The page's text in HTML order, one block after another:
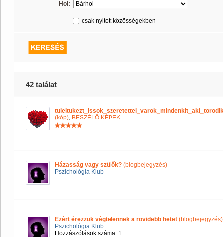
Hol:
csak nyitott közösségekben
42 találat
(kép), BESZÉLŐ KÉPEK
Házasság vagy szülők? (blogbejegyzés)
Pszichológia Klub
Ezért érezzük végtelennek a rövidebb hetet (blogbejegyzés)
Pszichológia Klub
Hozzászólások száma: 1